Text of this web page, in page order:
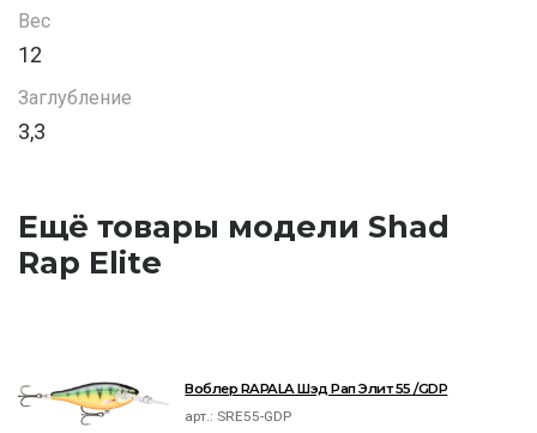
Вес
12
Заглубление
3,3
Ещё товары модели Shad
Rap Elite
Воблер RAPALA Шэд Рап Элит 55 /GDP
арт.: SRE55-GDP